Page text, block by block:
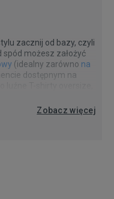
Zobacz więcej
zacznij od bazy, czyli
spód możesz założyć
(idealny zarówno na
dostępnym na
figurę. Do tego dobierz
świata sportu oraz
na ButySportowe.pl